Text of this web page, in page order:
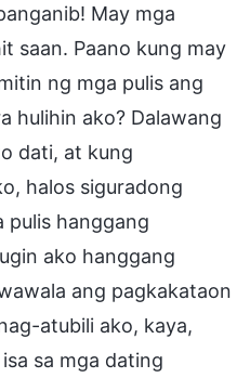
May mga
saan. Paano kung may
ng mga pulis ang
hulihin ako? Dalawang
dati, at kung
halos siguradong
pulis hanggang
ako hanggang
ang pagkakataon
atubili ako, kaya,
sa mga dating